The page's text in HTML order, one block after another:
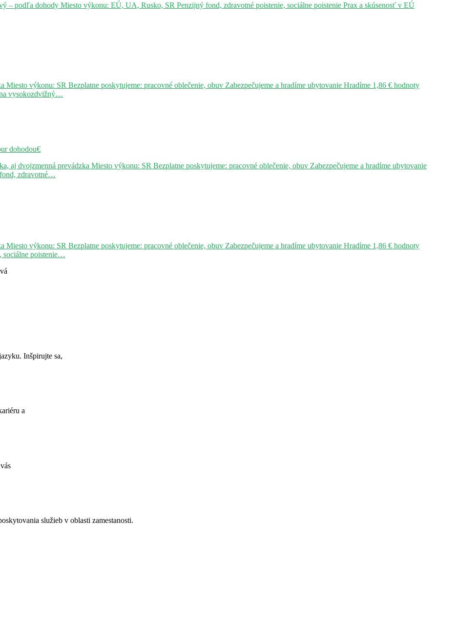
– podľa dohody Miesto výkonu: EÚ, UA, Rusko, SR Penzijný fond, zdravotné poistenie, sociálne poistenie Prax a skúsenosť v EÚ
Miesto výkonu: SR Bezplatne poskytujeme: pracovné oblečenie, obuv Zabezpečujeme a hradíme ubytovanie Hradíme 1,86 € hodnoty
vysokozdvižný…
dohodou€
aj dvojzmenná prevádzka Miesto výkonu: SR Bezplatne poskytujeme: pracovné oblečenie, obuv Zabezpečujeme a hradíme ubytovanie
zdravotné…
Miesto výkonu: SR Bezplatne poskytujeme: pracovné oblečenie, obuv Zabezpečujeme a hradíme ubytovanie Hradíme 1,86 € hodnoty
sociálne poistenie…
Inšpirujte sa,
a
služieb v oblasti zamestanosti.